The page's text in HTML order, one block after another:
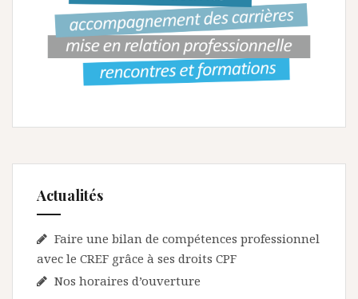
’
Actualités
Faire une bilan de compétences professionnel
avec le CREF grâce à ses droits CPF
Nos horaires d’ouverture